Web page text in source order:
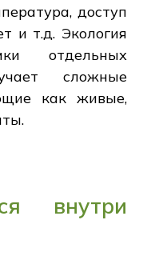
доступ
и т.д. Экология
отдельных
сложные
как живые,
внутри